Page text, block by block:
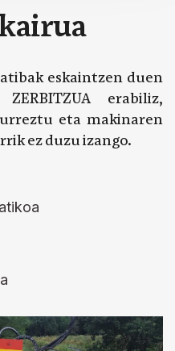
airua
eskaintzen duen
ZERBITZUA erabiliz,
eta makinaren
ez duzu izango.